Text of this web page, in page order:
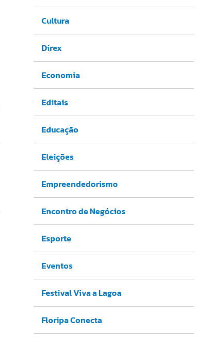
Cultura
Direx
Economia
Editais
Educação
Eleições
Empreendedorismo
Encontro de Negócios
Esporte
Eventos
Festival Viva a Lagoa
Floripa Conecta